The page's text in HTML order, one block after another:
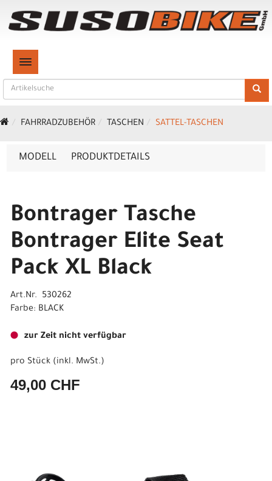
TOGGLE NAVIGATION
FAHRRADZUBEHÖR TASCHEN SATTEL-TASCHEN
MODELL PRODUKTDETAILS
Bontrager Tasche
Bontrager Elite Seat
Pack XL Black
Art.Nr. 530262
Farbe: BLACK
zur Zeit nicht verfügbar
pro Stück (inkl. MwSt.)
49,00 CHF